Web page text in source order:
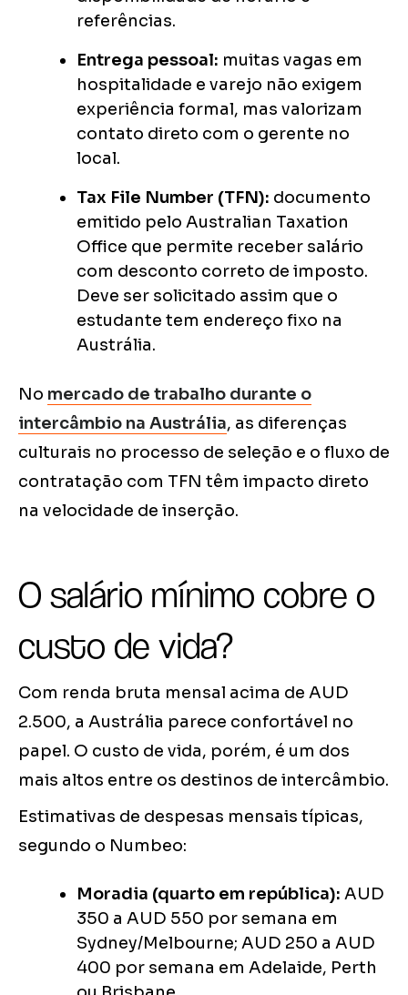
referências.
Entrega pessoal: muitas vagas em
hospitalidade e varejo não exigem
experiência formal, mas valorizam
contato direto com o gerente no
local.
Tax File Number (TFN): documento
emitido pelo Australian Taxation
Office que permite receber salário
com desconto correto de imposto.
Deve ser solicitado assim que o
estudante tem endereço fixo na
Austrália.
No mercado de trabalho durante o
intercâmbio na Austrália, as diferenças
culturais no processo de seleção e o fluxo de
contratação com TFN têm impacto direto
na velocidade de inserção.
O salário mínimo cobre o
custo de vida?
Com renda bruta mensal acima de AUD
2.500, a Austrália parece confortável no
papel. O custo de vida, porém, é um dos
mais altos entre os destinos de intercâmbio.
Estimativas de despesas mensais típicas,
segundo o Numbeo:
Moradia (quarto em república): AUD
350 a AUD 550 por semana em
Sydney/Melbourne; AUD 250 a AUD
400 por semana em Adelaide, Perth